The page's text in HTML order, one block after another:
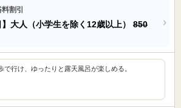
割引
】大人（小学生を除く12歳以上） 850
で行け、ゆったりと露天風呂が楽しめる。